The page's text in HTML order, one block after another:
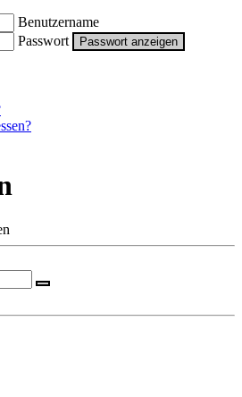
Benutzername
Passwort
Passwort anzeigen